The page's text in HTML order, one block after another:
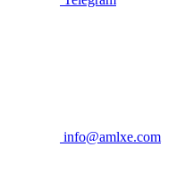
info@amlxe.com